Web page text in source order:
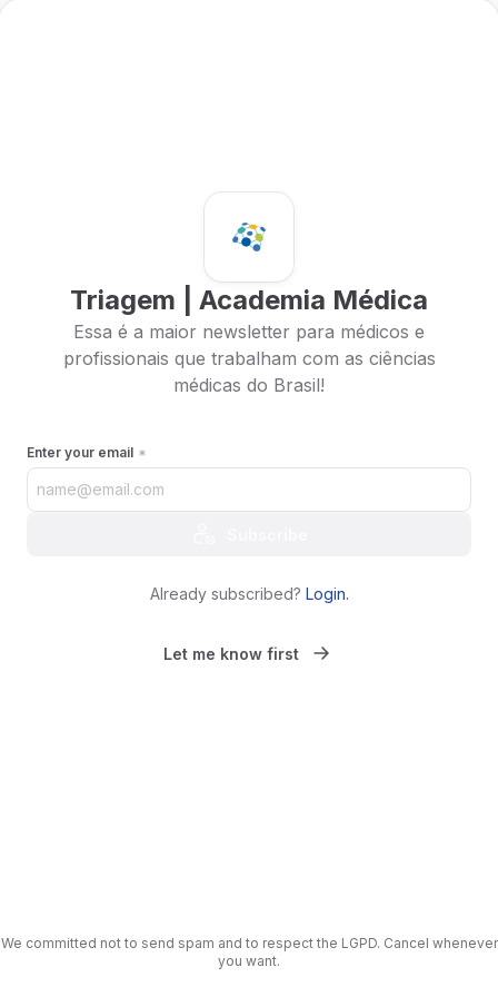
Triagem | Academia Médica
Essa é a maior newsletter para médicos e
profissionais que trabalham com as ciências
médicas do Brasil!
Enter your email
Already subscribed? Login.
Let me know first
We committed not to send spam and to respect the LGPD. Cancel whenever
you want.